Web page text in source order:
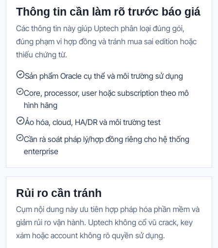
Thông tin cần làm rõ trước báo giá
Các thông tin này giúp Uptech phân loại đúng gói,
đúng phạm vi hợp đồng và tránh mua sai edition hoặc
thiếu chứng từ.
Sản phẩm Oracle cụ thể và môi trường sử dụng
Core, processor, user hoặc subscription theo mô
hình hãng
Ảo hóa, cloud, HA/DR và môi trường test
Cần rà soát pháp lý/hợp đồng riêng cho hệ thống
enterprise
Rủi ro cần tránh
Cụm nội dung này ưu tiên hợp pháp hóa phần mềm và
giảm rủi ro vận hành. Uptech không cổ vũ crack, key
xám hoặc account không rõ quyền sử dụng.